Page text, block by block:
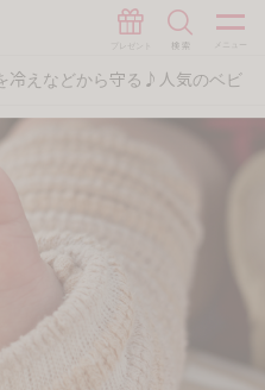
冷えなどから守る♪人気のベビー